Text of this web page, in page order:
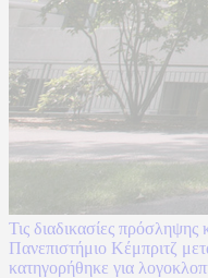
Τις διαδικασίες πρόσληψης
Πανεπιστήμιο Κέμπριτζ
κατηγορήθηκε για